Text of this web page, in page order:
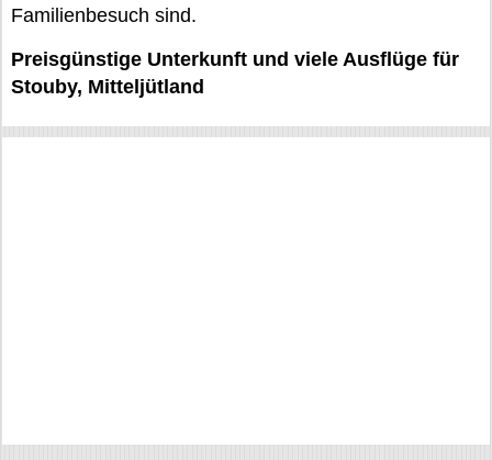
Familienbesuch sind.
Preisgünstige Unterkunft und viele Ausflüge für
Stouby, Mitteljütland